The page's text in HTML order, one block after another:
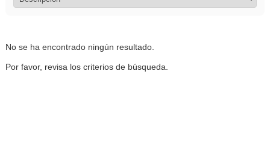
No se ha encontrado ningún resultado.
Por favor, revisa los criterios de búsqueda.